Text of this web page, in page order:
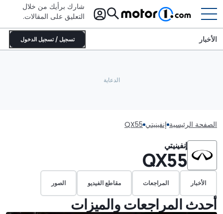
شارك برأيك من خلال
التعليق على المقالات.
تسجيل / تسجيل الدخول الأخبار
الصفحة الرئيسية إنفينيتي QX55
إنفينيتي
QX55
الأخبار المراجعات مقاطع الفيديو الصور
أحدث المراجعات والميزات